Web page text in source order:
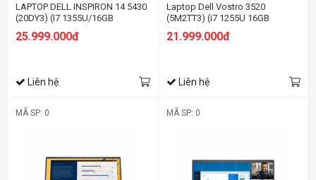
LAPTOP DELL INSPIRON 14 5430
(20DY3) (I7 1355U/16GB
FHD+/WIN11/OFFICE
25.999.000đ
Liên hệ
Laptop Dell Vostro 3520
(5M2TT3) (i7 1255U 16GB
FHD/Win11/OfficeHS21/Xám)
21.999.000đ
Liên hệ
MÃ SP: 0 MÃ SP: 0